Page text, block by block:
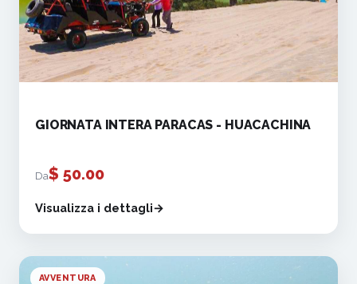
GIORNATA INTERA PARACAS - HUACACHINA
Da$ 50.00
Visualizza i dettagli
AVVENTURA